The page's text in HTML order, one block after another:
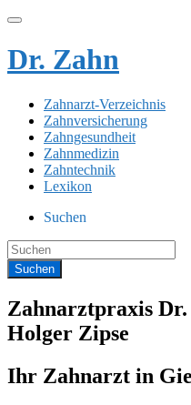
Dr. Zahn
Zahnarzt-Verzeichnis
Zahnversicherung
Zahngesundheit
Zahnmedizin
Zahntechnik
Lexikon
Suchen
Zahnarztpraxis Dr.
Holger Zipse
Ihr Zahnarzt in